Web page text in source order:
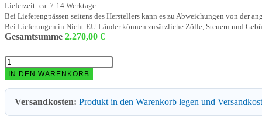
Lieferzeit: ca. 7-14 Werktage
Bei Lieferengpässen seitens des Herstellers kann es zu Abweichungen von der
Bei Lieferungen in Nicht-EU-Länder können zusätzliche Zölle, Steuern und
Gesamtsumme 2.270,00 €
PFT
Paket
Kratzputze
gen25
00873895
Menge
IN DEN WARENKORB
Versandkosten: Produkt in den Warenkorb legen und